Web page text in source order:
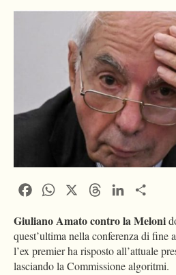
FacebookWhatsApp ThreadsLinkedIn
Giuliano Amato contro la Meloni
quest’ultima nella conferenza di fine
l’ex premier ha risposto all’attuale
lasciando la Commissione algoritmi.